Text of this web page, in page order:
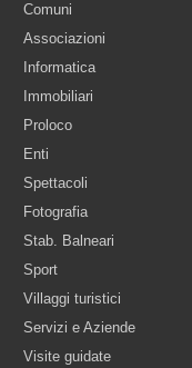
Comuni
Associazioni
Informatica
Immobiliari
Proloco
Enti
Spettacoli
Fotografia
Stab. Balneari
Sport
Villaggi turistici
Servizi e Aziende
Visite guidate